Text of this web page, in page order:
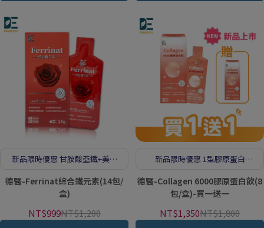
新品限時優惠 甘胺酸亞鐵+美顏
德醫-Ferrinat綜合鐵元素(14包/
盒)
NT$999NT$1,200
新品限時優惠 1型膠原蛋白
德醫-Collagen 6000膠原蛋白飲(8
包/盒)-買一送一
NT$1,350NT$1,800